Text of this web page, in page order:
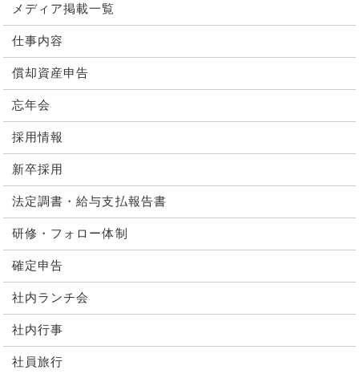
メディア掲載一覧
仕事内容
償却資産申告
忘年会
採用情報
新卒採用
法定調書・給与支払報告書
研修・フォロー体制
確定申告
社内ランチ会
社内行事
社員旅行